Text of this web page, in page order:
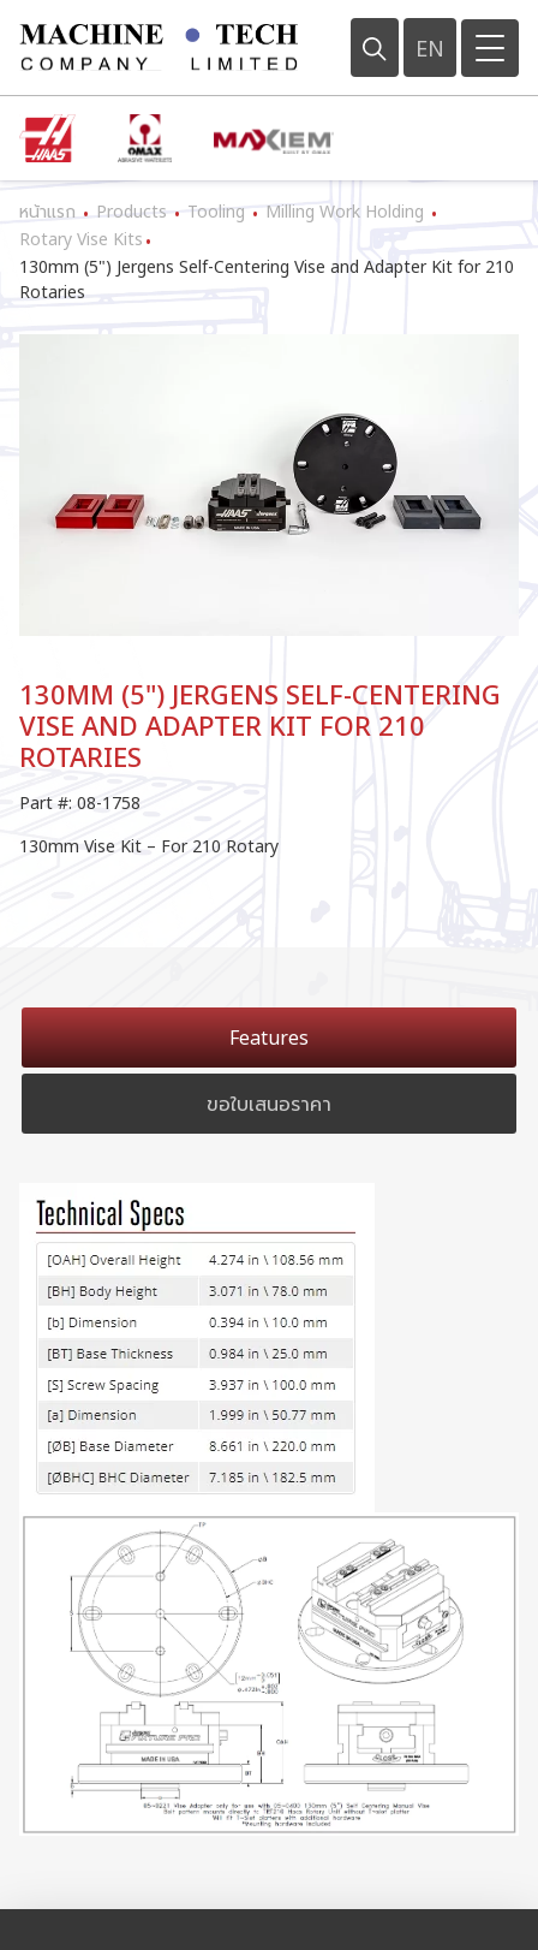
EN
หน้าแรก • Products • Tooling • Milling Work Holding •
Rotary Vise Kits •
130mm (5") Jergens Self-Centering Vise and Adapter Kit for 210
Rotaries
130MM (5") JERGENS SELF-CENTERING
VISE AND ADAPTER KIT FOR 210
ROTARIES
Part #: 08-1758
130mm Vise Kit – For 210 Rotary
Features
ขอใบเสนอราคา